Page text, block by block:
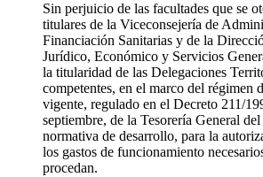
Sin perjuicio de las facultades que se
titulares de la Viceconsejería de
Financiación Sanitarias y de la
Jurídico, Económico y Servicios
la titularidad de las Delegaciones
competentes, en el marco del régimen
vigente, regulado en el Decreto 211/
septiembre, de la Tesorería General
normativa de desarrollo, para la
los gastos de funcionamiento
procedan.